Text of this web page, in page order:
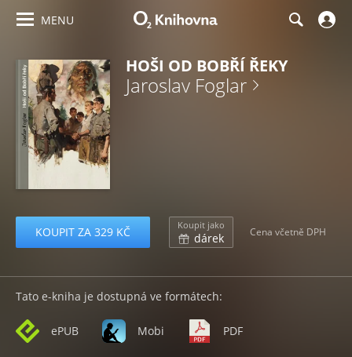
MENU
HOŠI OD BOBŘÍ ŘEKY
Jaroslav Foglar
KOUPIT ZA 329 KČ Koupit jako
dárek Cena včetně DPH
Tato e-kniha je dostupná ve formátech:
ePUB Mobi PDF